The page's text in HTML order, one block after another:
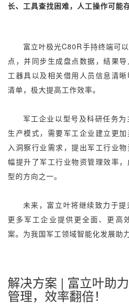
长、工具查找困难，人工操作可能
富立叶极光C80R手持终端可
点，并同步生成盘点数据，结果
工器具以及相关借用人员信息清
清单，极大提高工作效率。
军工企业以型号及科研任务
生产模式，需要军工企业建立更
入洞察行业需求，提出军工行业
幅提升了军工行业物资管理效率
型的方向之一。
未来，富立叶将继续致力于
更多军工企业提供更全面、更高
案。为我国军工领域智能化发展助力
解决方案 | 富立叶助
管理，效率翻倍！